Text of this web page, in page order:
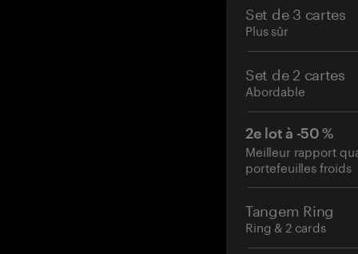
Set de 3 cartes
Plus sûr
Set de 2 cartes
Abordable
2e lot à -50 %
Meilleur rapport
portefeuilles froids
Tangem Ring
Ring & 2 cards